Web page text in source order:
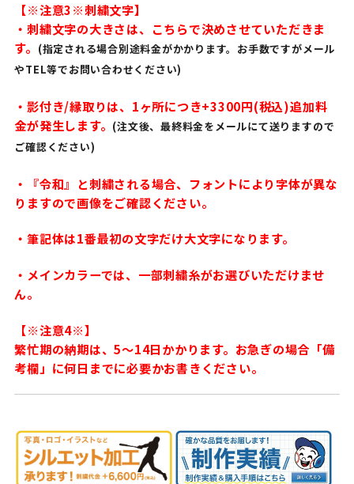
【※注意3※刺繍文字】
・刺繍文字の大きさは、こちらで決めさせていただきま
す。 (指定される場合別途料金がかかります。お手数ですがメール
やTEL等でお問い合わせください)
・影付き/縁取りは、1ヶ所につき+3300円(税込)追加料
金が発生します。 (注文後、最終料金をメールにて送りますので
ご確認ください)
・『令和』と刺繍される場合、フォントにより字体が異な
りますので画像をご確認ください。
・筆記体は1番最初の文字だけ大文字になります。
・メインカラーでは、一部刺繍糸がお選びいただけませ
ん。
【※注意4※】
繁忙期の納期は、5〜14日かかります。お急ぎの場合「備
考欄」に何日までに必要かお書きください。